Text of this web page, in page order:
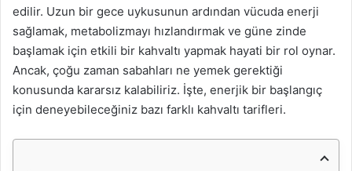
edilir. Uzun bir gece uykusunun ardından vücuda enerji
sağlamak, metabolizmayı hızlandırmak ve güne zinde
başlamak için etkili bir kahvaltı yapmak hayati bir rol oynar.
Ancak, çoğu zaman sabahları ne yemek gerektiği
konusunda kararsız kalabiliriz. İşte, enerjik bir başlangıç
için deneyebileceğiniz bazı farklı kahvaltı tarifleri.